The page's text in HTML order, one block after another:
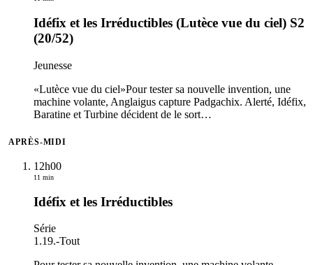
Idéfix et les Irréductibles (Lutèce vue du ciel) S2
(20/52)
Jeunesse
«Lutèce vue du ciel»Pour tester sa nouvelle invention, une
machine volante, Anglaigus capture Padgachix. Alerté, Idéfix,
Baratine et Turbine décident de le sort…
APRÈS-MIDI
12h00
11 min
Idéfix et les Irréductibles
Série
1.19.-Tout